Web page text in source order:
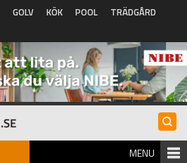
GOLV KÖK POOL
TRÄDGÅRD
MENU